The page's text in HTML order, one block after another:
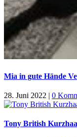
Mia in gute Hände
28. Juni 2022 | 0
Tony British